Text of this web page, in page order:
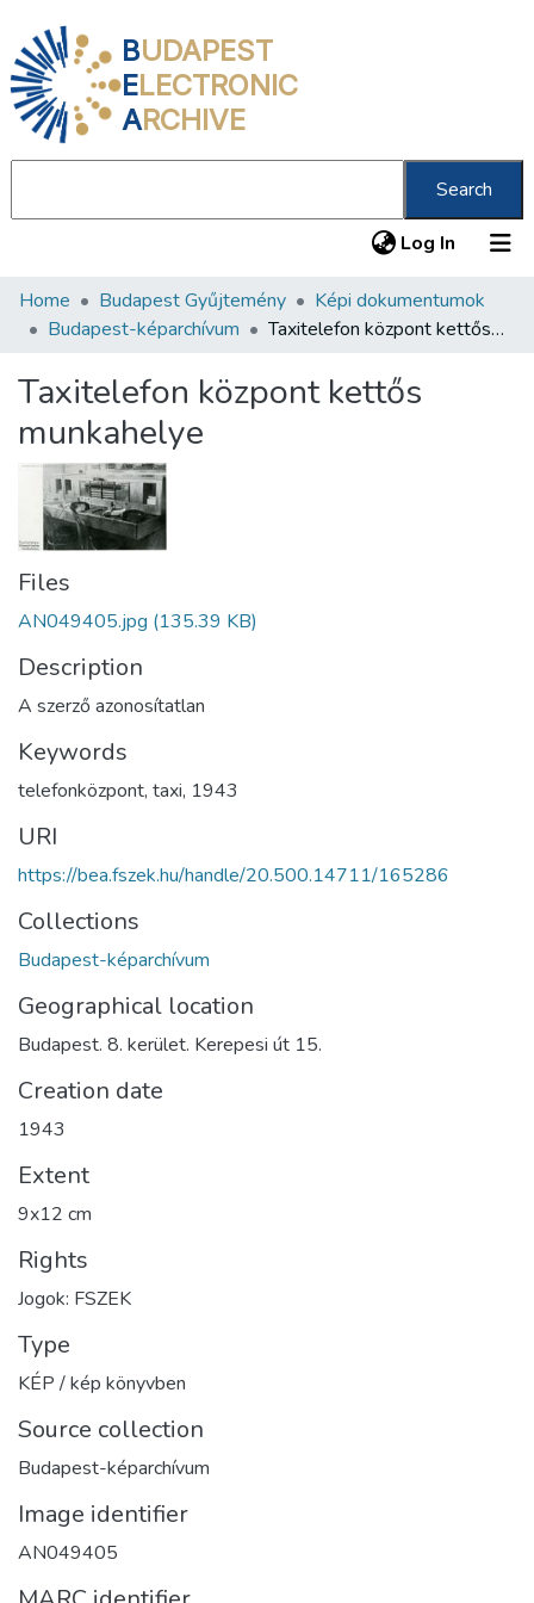
BUDAPEST
ELECTRONIC
ARCHIVE
Search
Log In (current)
Communities & Collections
Statistics
About us
Home Budapest Gyűjtemény
Képi dokumentumok
Budapest-képarchívum
Taxitelefon központ kettős munkahelye
Taxitelefon központ kettős
munkahelye
Files
AN049405.jpg (135.39 KB)
Description
A szerző azonosítatlan
Keywords
telefonközpont, taxi, 1943
URI
https://bea.fszek.hu/handle/20.500.14711/165286
Collections
Budapest-képarchívum
Geographical location
Budapest. 8. kerület. Kerepesi út 15.
Creation date
1943
Extent
9x12 cm
Rights
Jogok: FSZEK
Type
KÉP / kép könyvben
Source collection
Budapest-képarchívum
Image identifier
AN049405